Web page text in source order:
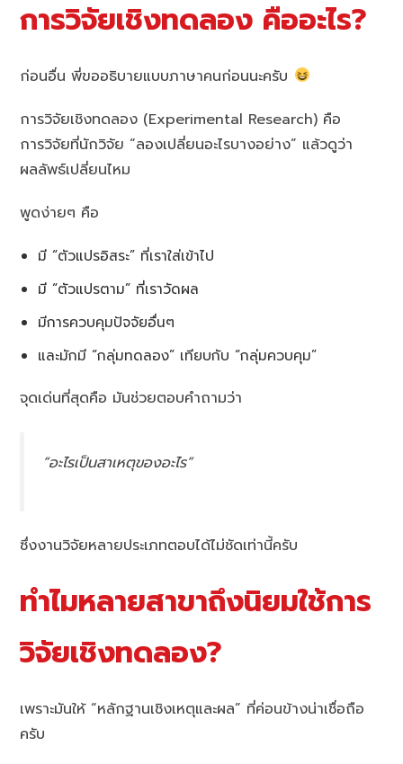
การวิจัยเชิงทดลอง คืออะไร?
ก่อนอื่น พี่ขออธิบายแบบภาษาคนก่อนนะครับ
การวิจัยเชิงทดลอง (Experimental Research) คือ
การวิจัยที่นักวิจัย “ลองเปลี่ยนอะไรบางอย่าง” แล้วดูว่า
ผลลัพธ์เปลี่ยนไหม
พูดง่ายๆ คือ
มี “ตัวแปรอิสระ” ที่เราใส่เข้าไป
มี “ตัวแปรตาม” ที่เราวัดผล
มีการควบคุมปัจจัยอื่นๆ
และมักมี “กลุ่มทดลอง” เทียบกับ “กลุ่มควบคุม”
จุดเด่นที่สุดคือ มันช่วยตอบคำถามว่า
“อะไรเป็นสาเหตุของอะไร”
ซึ่งงานวิจัยหลายประเภทตอบได้ไม่ชัดเท่านี้ครับ
ทำไมหลายสาขาถึงนิยมใช้การ
วิจัยเชิงทดลอง?
เพราะมันให้ “หลักฐานเชิงเหตุและผล” ที่ค่อนข้างน่าเชื่อถือ
ครับ